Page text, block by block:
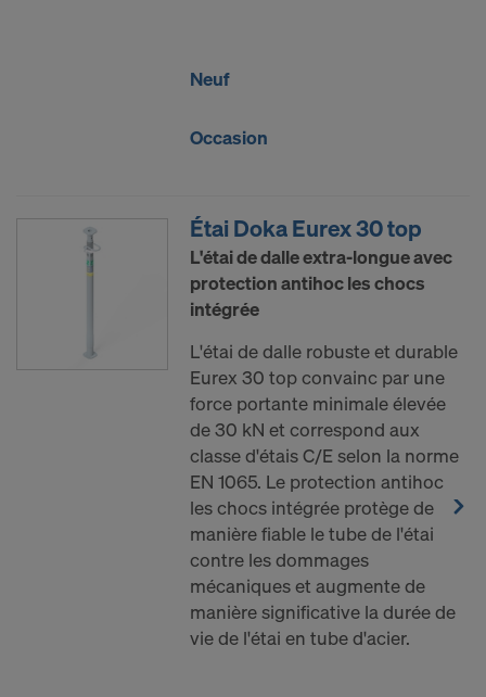
Neuf
Occasion
Étai Doka Eurex 30 top
L'étai de dalle extra-longue avec
protection antihoc les chocs
intégrée
L'étai de dalle robuste et durable
Eurex 30 top convainc par une
force portante minimale élevée
de 30 kN et correspond aux
classe d'étais C/E selon la norme
EN 1065. Le protection antihoc
les chocs intégrée protège de
manière fiable le tube de l'étai
contre les dommages
mécaniques et augmente de
manière significative la durée de
vie de l'étai en tube d'acier.